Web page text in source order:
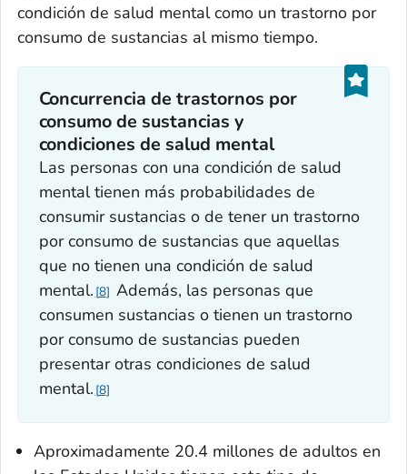
condición de salud mental como un trastorno por
consumo de sustancias al mismo tiempo.
Concurrencia de trastornos por
consumo de sustancias y
condiciones de salud mental
Las personas con una condición de salud
mental tienen más probabilidades de
consumir sustancias o de tener un trastorno
por consumo de sustancias que aquellas
que no tienen una condición de salud
mental. 8
Además, las personas que
consumen sustancias o tienen un trastorno
por consumo de sustancias pueden
presentar otras condiciones de salud
mental. 8
Aproximadamente 20.4 millones de adultos en